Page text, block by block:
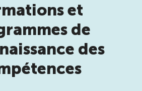
et
de
des